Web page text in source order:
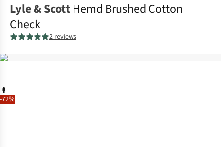
-72%
Lyle & Scott Hemd Brushed Cotton
Check
2 reviews